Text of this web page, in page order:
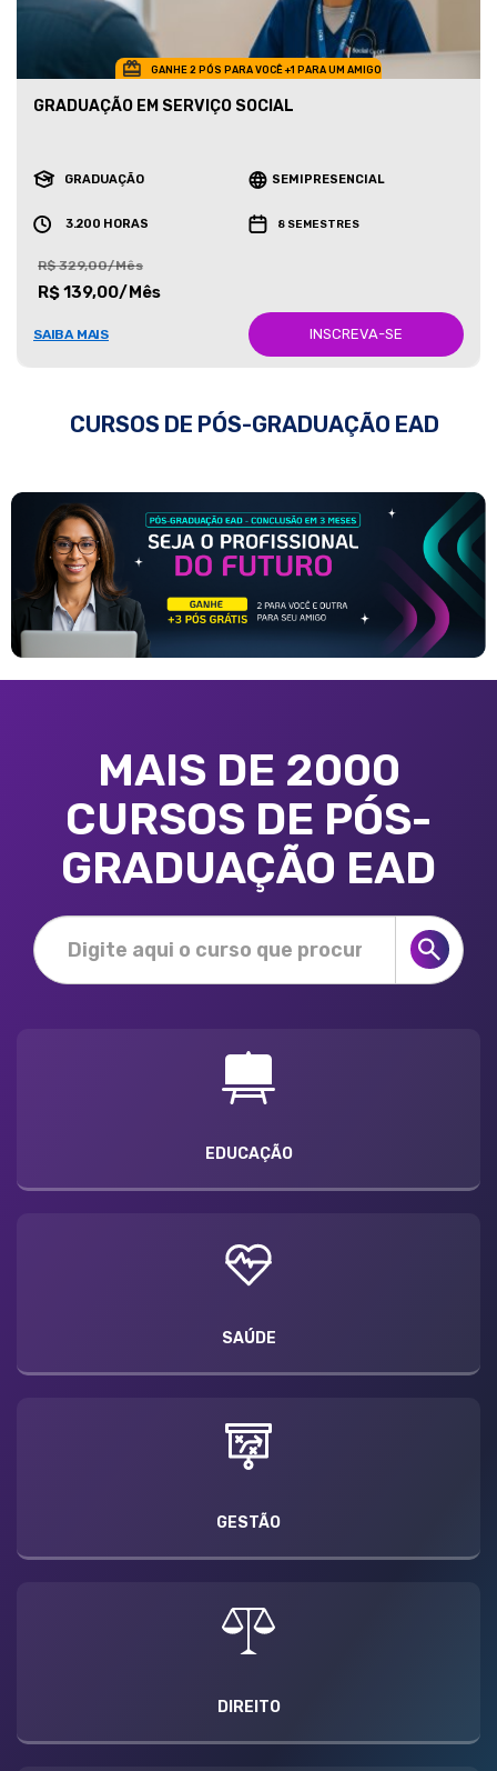
GANHE 2 PÓS PARA VOCÊ +1 PARA UM AMIGO
GRADUAÇÃO EM SERVIÇO SOCIAL
GRADUAÇÃO SEMIPRESENCIAL
3.200 HORAS 8 SEMESTRES
R$ 329,00/Mês
R$ 139,00/Mês
SAIBA MAIS INSCREVA-SE
CURSOS DE PÓS-GRADUAÇÃO EAD
MAIS DE 2000
CURSOS DE PÓS-
GRADUAÇÃO EAD
EDUCAÇÃO
SAÚDE
GESTÃO
DIREITO